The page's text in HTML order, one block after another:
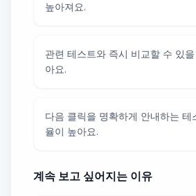
높아져요.
관련 테스트와 즉시 비교할 수 있
아요.
다음 클릭을 명확하게 안내하는 테
율이 높아요.
계속 보고 싶어지는 이유